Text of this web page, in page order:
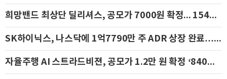
희망밴드 최상단 딜리셔스, 공모가 7000원 확정... 154억 규모 IPO 돌입
SK하이닉스, 나스닥에 1억7790만 주 ADR 상장 완료…29일 국내 추가 상장
자율주행 AI 스트라드비젼, 공모가 1.2만 원 확정 ‘840억 수혈’